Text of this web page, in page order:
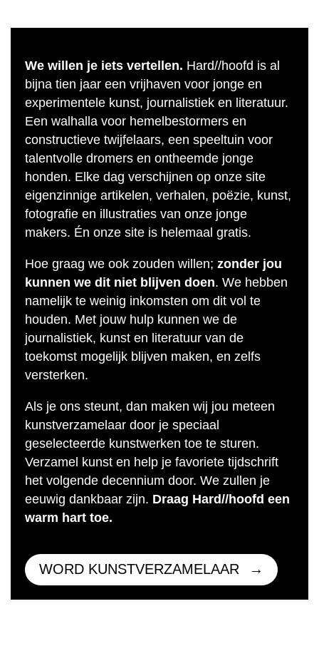
We willen je iets vertellen. Hard//hoofd is al
bijna tien jaar een vrijhaven voor jonge en
experimentele kunst, journalistiek en literatuur.
Een walhalla voor hemelbestormers en
constructieve twijfelaars, een speeltuin voor
talentvolle dromers en ontheemde jonge
honden. Elke dag verschijnen op onze site
eigenzinnige artikelen, verhalen, poëzie, kunst,
fotografie en illustraties van onze jonge
makers. Én onze site is helemaal gratis.
Hoe graag we ook zouden willen; zonder jou
kunnen we dit niet blijven doen. We hebben
namelijk te weinig inkomsten om dit vol te
houden. Met jouw hulp kunnen we de
journalistiek, kunst en literatuur van de
toekomst mogelijk blijven maken, en zelfs
versterken.
Als je ons steunt, dan maken wij jou meteen
kunstverzamelaar door je speciaal
geselecteerde kunstwerken toe te sturen.
Verzamel kunst en help je favoriete tijdschrift
het volgende decennium door. We zullen je
eeuwig dankbaar zijn. Draag Hard//hoofd een
warm hart toe.
WORD KUNSTVERZAMELAAR